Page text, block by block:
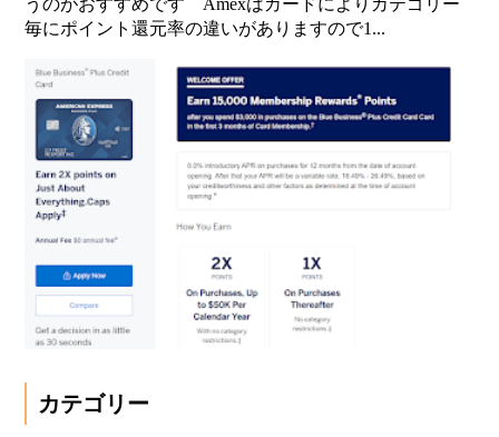
うのがおすすめです Amexはカードによりカテゴリー
毎にポイント還元率の違いがありますので1...
カテゴリー